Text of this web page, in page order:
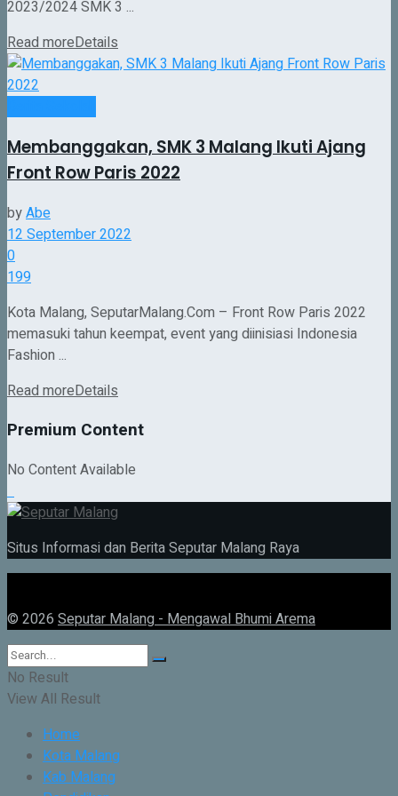
2023/2024 SMK 3 ...
Read moreDetails
Membanggakan, SMK 3 Malang Ikuti Ajang
Front Row Paris 2022
byAbe
12 September 2022
0
199
Kota Malang, SeputarMalang.Com – Front Row Paris 2022
memasuki tahun keempat, event yang diinisiasi Indonesia
Fashion ...
Read moreDetails
Premium Content
No Content Available
Situs Informasi dan Berita Seputar Malang Raya
© 2026 Seputar Malang - Mengawal Bhumi Arema
No Result
View All Result
Home
Kota Malang
Kab Malang